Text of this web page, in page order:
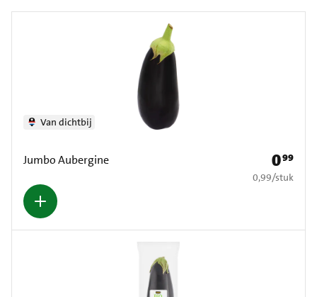
Jumbo Aubergine
Van dichtbij
Prijs: €
099
€ 0,99 per stuk
0,99/stuk